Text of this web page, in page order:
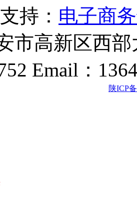
持： 电子商
市高新区西
Email：
陕ICP